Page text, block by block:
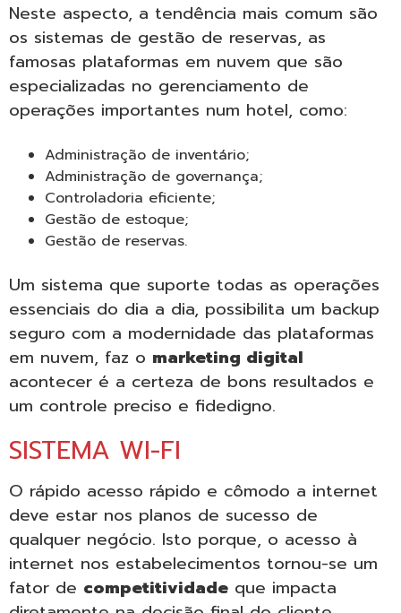
Neste aspecto, a tendência mais comum são
os sistemas de gestão de reservas, as
famosas plataformas em nuvem que são
especializadas no gerenciamento de
operações importantes num hotel, como:
Administração de inventário;
Administração de governança;
Controladoria eficiente;
Gestão de estoque;
Gestão de reservas.
Um sistema que suporte todas as operações
essenciais do dia a dia, possibilita um backup
seguro com a modernidade das plataformas
em nuvem, faz o marketing digital
acontecer é a certeza de bons resultados e
um controle preciso e fidedigno.
SISTEMA WI-FI
O rápido acesso rápido e cômodo a internet
deve estar nos planos de sucesso de
qualquer negócio. Isto porque, o acesso à
internet nos estabelecimentos tornou-se um
fator de competitividade que impacta